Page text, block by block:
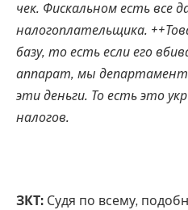
чек. Фискальном есть все
налогоплательщика.
базу, то есть если его
аппарат, мы департамент
эти деньги. То есть это
налогов.
ЗКТ: Судя по всему,